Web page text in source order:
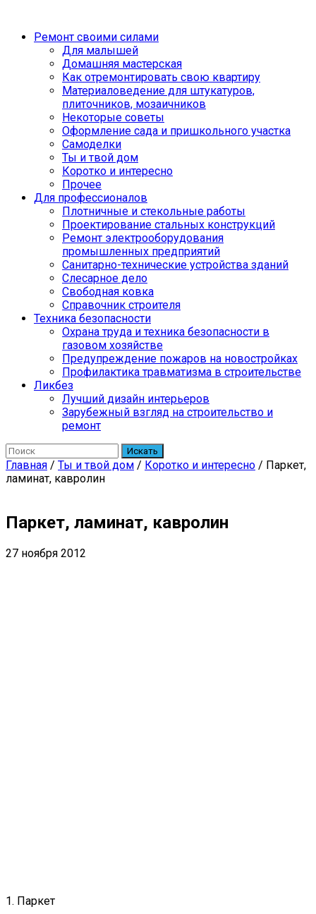
Ремонт своими силами
Для малышей
Домашняя мастерская
Как отремонтировать свою квартиру
Материаловедение для штукатуров,
плиточников, мозаичников
Некоторые советы
Оформление сада и пришкольного участка
Самоделки
Ты и твой дом
Коротко и интересно
Прочее
Для профессионалов
Плотничные и стекольные работы
Проектирование стальных конструкций
Ремонт электрооборудования
промышленных предприятий
Санитарно-технические устройства зданий
Слесарное дело
Свободная ковка
Справочник строителя
Техника безопасности
Охрана труда и техника безопасности в
газовом хозяйстве
Предупреждение пожаров на новостройках
Профилактика травматизма в строительстве
Ликбез
Лучший дизайн интерьеров
Зарубежный взгляд на строительство и
ремонт
Искать
Главная / Ты и твой дом / Коротко и интересно / Паркет,
ламинат, кавролин
Паркет, ламинат, кавролин
27 ноября 2012
1. Паркет